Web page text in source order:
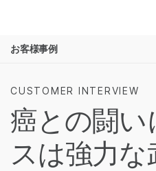
ソリューション
ラーニング
企業情報
サポート
お客様事例
CUSTOMER INTERVIEW
癌との闘い
スは強力な
お気に入りの分野を選
がん研究
微生物研究
農学研究
複雑な疾患